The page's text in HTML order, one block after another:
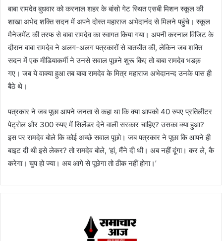
बाबा रामदेव बुधवार को करनाल शहर के बांसो गेट स्थित एसबी मिशन स्कूल की
शाखा अभेद शक्ति सदन में अपने दोस्त महाराज अभेदानंद से मिलने पहुंचे। स्कूल
मैनेजमेंट की तरफ से बाबा रामदेव का स्वागत किया गया। अपनी करनाल विजिट के
दौरान बाबा रामदेव ने अलग-अलग पत्रकारों से बातचीत की, लेकिन जब शक्ति
सदन में एक मीडियाकर्मी ने उनसे सवाल पूछने शुरू किए तो बाबा रामदेव भडक़
गए। जब ये वाक्या हुआ तब बाबा रामदेव के मित्र महाराज अभेदानन्द उनके पास ही
बैठे थे।
पत्रकार ने जब पूछा आपने जनता से कहा था कि क्या आपको 40 रुपए प्रतिलीटर
पेट्रोल और 300 रुपए में सिलेंडर देने वाली सरकार चाहिए? उसका क्या हुआ?
इस पर रामदेव बोले कि कोई अच्छे सवाल पूछो। जब पत्रकार ने पूछा कि आपने ही
बाइट दी थी इसे लेकर? तो रामदेव बोले, ‘हां, मैंने दी थी। अब नहीं दूंगा। कर ले, कै
करेगा। चुप हो ज्या। अब आगे से पूछेगा तो ठीक नहीं होगा।’